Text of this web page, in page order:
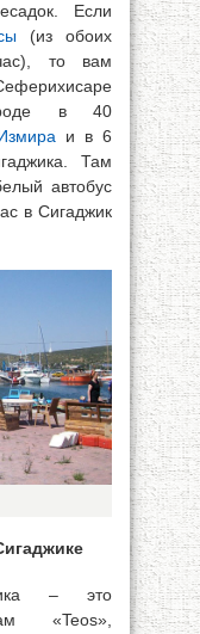
Если
(из обоих
то вам
в 40
и в 6
Там
автобус
в Сигаджик
– это
«Teos»,